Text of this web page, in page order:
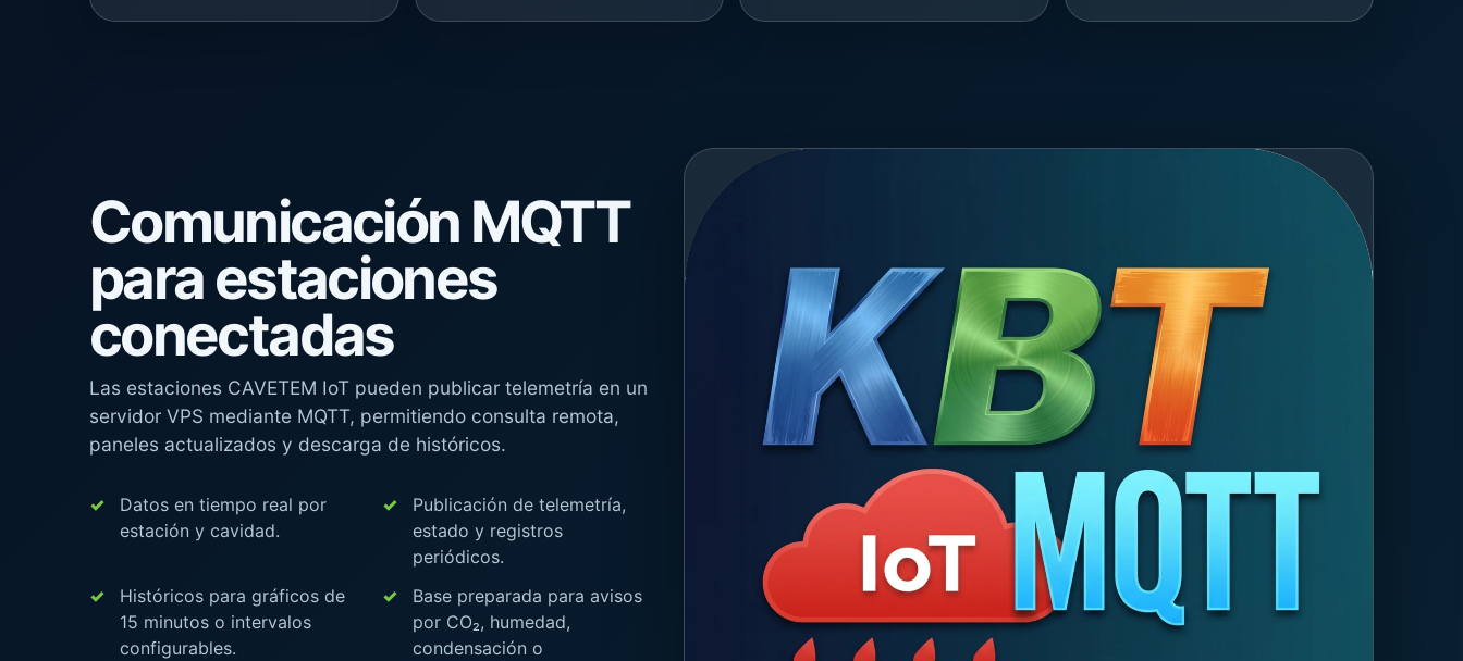
Comunicación MQTT
para estaciones
conectadas
Las estaciones CAVETEM IoT pueden publicar telemetría en un
servidor VPS mediante MQTT, permitiendo consulta remota,
paneles actualizados y descarga de históricos.
Datos en tiempo real por
estación y cavidad.
Publicación de telemetría,
estado y registros
periódicos.
Históricos para gráficos de
15 minutos o intervalos
configurables.
Base preparada para avisos
por CO₂, humedad,
condensación o